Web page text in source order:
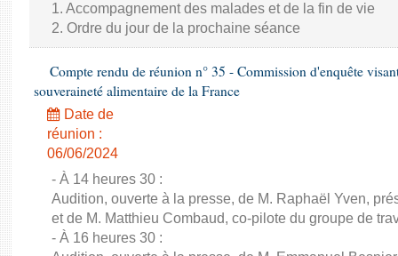
1. Accompagnement des malades et de la fin de vie
2. Ordre du jour de la prochaine séance
Compte rendu de réunion n° 35 - Commission d'enquête
souveraineté alimentaire de la France
Date de
réunion :
06/06/2024
- À 14 heures 30 :
Audition, ouverte à la presse, de M. Raphaël Yven,
et de M. Matthieu Combaud, co-pilote du groupe de
- À 16 heures 30 :